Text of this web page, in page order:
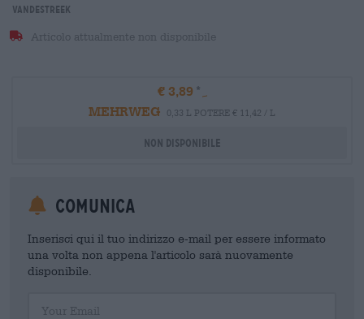
VandeStreek
Articolo attualmente non disponibile
€ 3,89
MEHRWEG
0,33 L POTERE € 11,42 / L
Non disponibile
Comunica
Inserisci qui il tuo indirizzo e-mail per essere informato
una volta non appena l'articolo sarà nuovamente
disponibile.